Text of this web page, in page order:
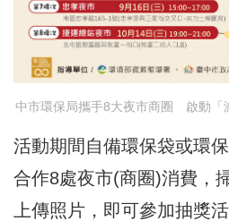
中市環保局攜手8大夜市商圈 啟動「
活動期間自備環保袋或環
合作8處夜市(商圈)消費，
上傳照片，即可參加抽獎活